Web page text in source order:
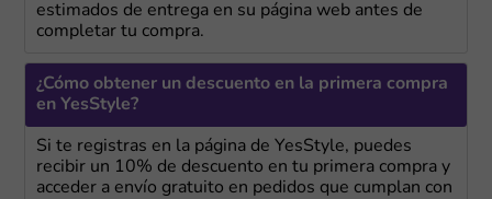
estimados de entrega en su página web antes de
completar tu compra.
¿Cómo obtener un descuento en la primera compra
en YesStyle?
Si te registras en la página de YesStyle, puedes
recibir un 10% de descuento en tu primera compra y
acceder a envío gratuito en pedidos que cumplan con